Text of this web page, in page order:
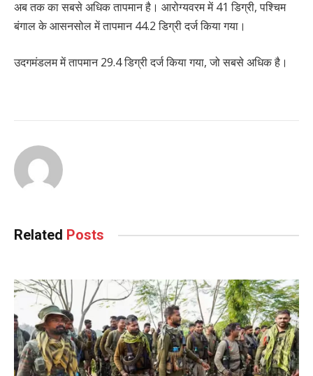
अब तक का सबसे अधिक तापमान है। आरोग्यवरम में 41 डिग्री, पश्चिम
बंगाल के आसनसोल में तापमान 44.2 डिग्री दर्ज किया गया।
उदगमंडलम में तापमान 29.4 डिग्री दर्ज किया गया, जो सबसे अधिक है।
Related Posts